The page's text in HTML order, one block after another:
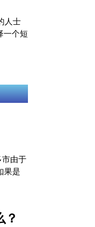
人士
一个短
市由于
果是
？